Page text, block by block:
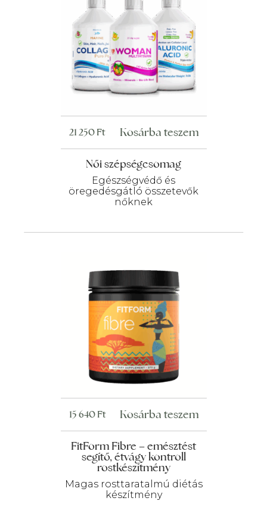
Női szépségcsomag
Egészségvédő és
öregedésgátló összetevők
nőknek
21 250Ft Kosárba teszem
FitForm Fibre – emésztést
segítő, étvágy kontroll
rostkészítmény
Magas rosttaratalmú diétás
készítmény
15 640Ft Kosárba teszem